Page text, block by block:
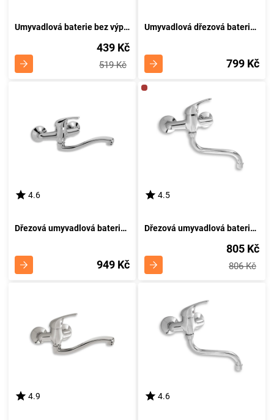
Umyvadlová baterie bez výpusti Titania Neon chrom NOVASERVIS 93001/1,0
439 Kč
519 Kč
Umyvadlová dřezová baterie Titania Neon chrom NOVASERVIS 93096
799 Kč
4.6
Dřezová umyvadlová baterie 150 mm Titania Neon chrom NOVASERVIS 93070,0
949 Kč
4.5
Dřezová umyvadlová baterie 150 mm Titania Neon chrom NOVASERVIS 93070/T,0
805 Kč
806 Kč
4.9 4.6